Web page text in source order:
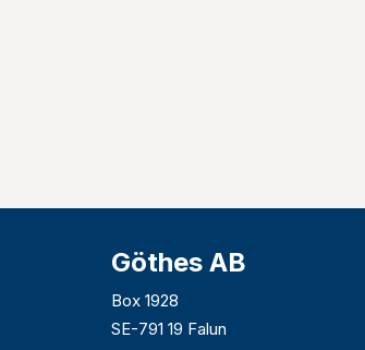
Göthes AB
Box 1928
SE-791 19 Falun